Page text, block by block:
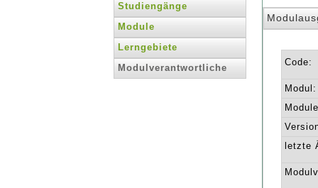
Studiengänge
Module
Lerngebiete
Modulverantwortliche
Code:
Modul:
letzte